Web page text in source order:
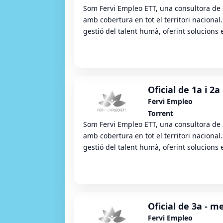
Som Fervi Empleo ETT, una consultora
amb cobertura en tot el territori
gestió del talent humà, oferint solucions
Oficial de 1a i
Fervi Empleo
Torrent
Som Fervi Empleo ETT, una consultora
amb cobertura en tot el territori
gestió del talent humà, oferint solucions
Oficial de 3a -
Fervi Empleo